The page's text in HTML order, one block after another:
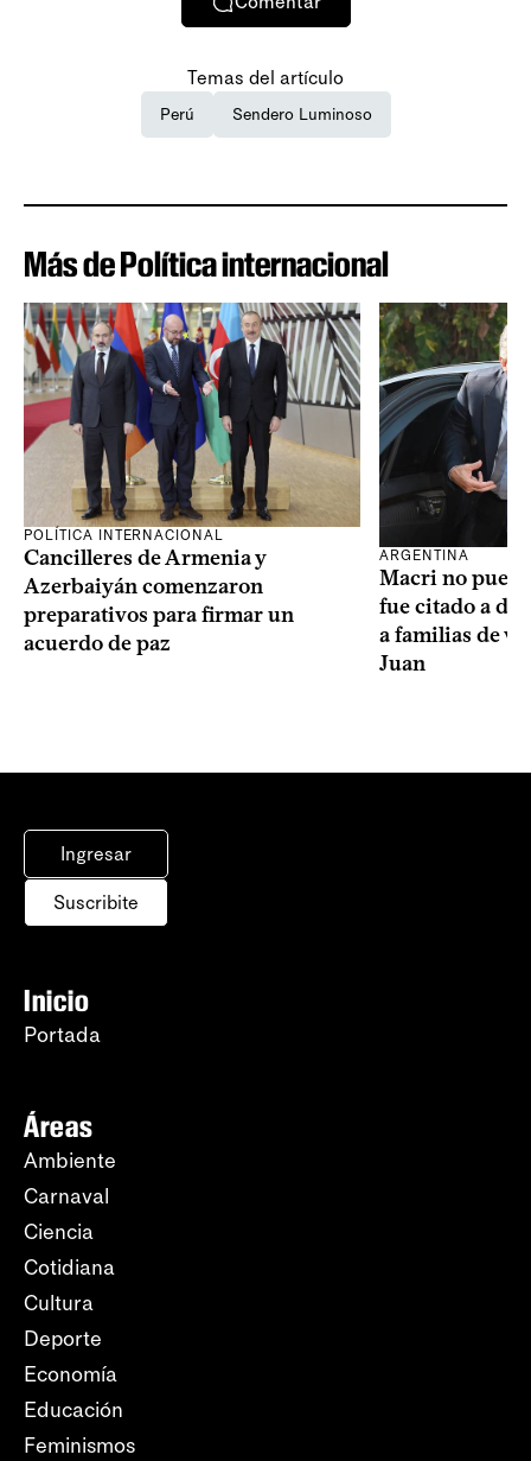
Temas del artículo
Perú Sendero Luminoso
Más de Política internacional
POLÍTICA INTERNACIONAL
Cancilleres de Armenia y
Azerbaiyán comenzaron
preparativos para firmar un
acuerdo de paz
ARGENTINA
Macri no
fue citado a
a familias de
Juan
Ingresar
Suscribite
Inicio
Portada
Áreas
Ambiente
Carnaval
Ciencia
Cotidiana
Cultura
Deporte
Economía
Educación
Feminismos